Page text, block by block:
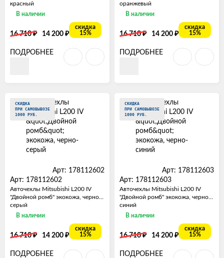
красный
В наличии
16 710₽ 14 200 ₽
скидка
15%
ПОДРОБНЕЕ
оранжевый
В наличии
16 710₽ 14 200 ₽
скидка
15%
ПОДРОБНЕЕ
СКИДКА
ПРИ САМОВЫВОЗЕ
1000 РУБ.
Арт: 178112602
Арт: 178112602
Авточехлы Mitsubishi L200 IV
"Двойной ромб" экокожа, черно-
серый
В наличии
16 710₽ 14 200 ₽
скидка
15%
ПОДРОБНЕЕ
СКИДКА
ПРИ САМОВЫВОЗЕ
1000 РУБ.
Арт: 178112603
Арт: 178112603
Авточехлы Mitsubishi L200 IV
"Двойной ромб" экокожа, черно-
синий
В наличии
16 710₽ 14 200 ₽
скидка
15%
ПОДРОБНЕЕ